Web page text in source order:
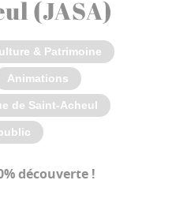
(JASA)
& Patrimoine
Animations
de Saint-Acheul
découverte !